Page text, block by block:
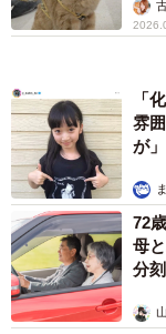
「
雰
が
72
母
分